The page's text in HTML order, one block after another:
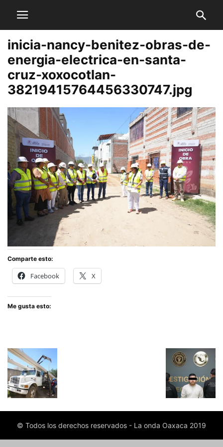
inicia-nancy-benitez-obras-de-
energia-electrica-en-santa-
cruz-xoxocotlan-
38219415764456330747.jpg
Comparte esto:
Facebook X
Me gusta esto:
© Todos los derechos reservados - La onda Oaxaca 2019